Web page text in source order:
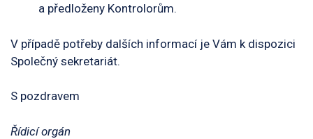
a předloženy Kontrolorům.
V případě potřeby dalších informací je Vám k dispozici
Společný sekretariát.
S pozdravem
Řídicí orgán